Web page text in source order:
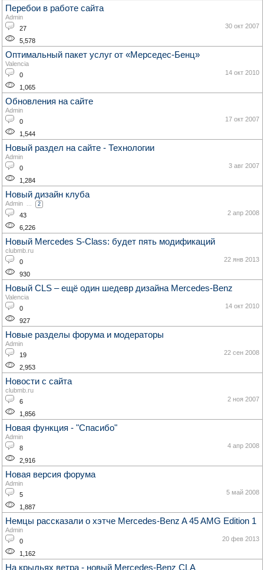
Перебои в работе сайта
Admin
27
5,578
30 окт 2007
Оптимальный пакет услуг от «Мерседес-Бенц»
Valencia
0
1,065
14 окт 2010
Обновления на сайте
Admin
0
1,544
17 окт 2007
Новый раздел на сайте - Технологии
Admin
0
1,284
3 авг 2007
Новый дизайн клуба
Admin ... 2
43
6,226
2 апр 2008
Новый Mercedes S-Class: будет пять модификаций
clubmb.ru
0
930
22 янв 2013
Новый CLS – ещё один шедевр дизайна Mercedes-Benz
Valencia
0
927
14 окт 2010
Новые разделы форума и модераторы
Admin
19
2,953
22 сен 2008
Новости с сайта
clubmb.ru
6
1,856
2 ноя 2007
Новая функция - "Спасибо"
Admin
8
2,916
4 апр 2008
Новая версия форума
Admin
5
1,887
5 май 2008
Немцы рассказали о хэтче Mercedes-Benz A 45 AMG Edition 1
Admin
0
1,162
20 фев 2013
На крыльях ветра - новый Mercedes-Benz CLA